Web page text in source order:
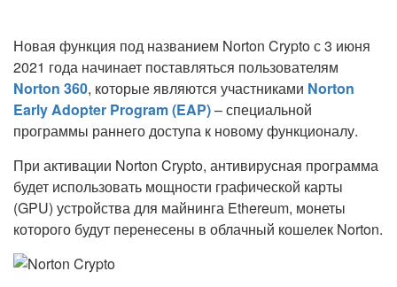
Новая функция под названием Norton Crypto с 3 июня
2021 года начинает поставляться пользователям
Norton 360, которые являются участниками Norton
Early Adopter Program (EAP)– специальной
программы раннего доступа к новому функционалу.
При активации Norton Crypto, антивирусная программа
будет использовать мощности графической карты
(GPU) устройства для майнинга Ethereum, монеты
которого будут перенесены в облачный кошелек Norton.